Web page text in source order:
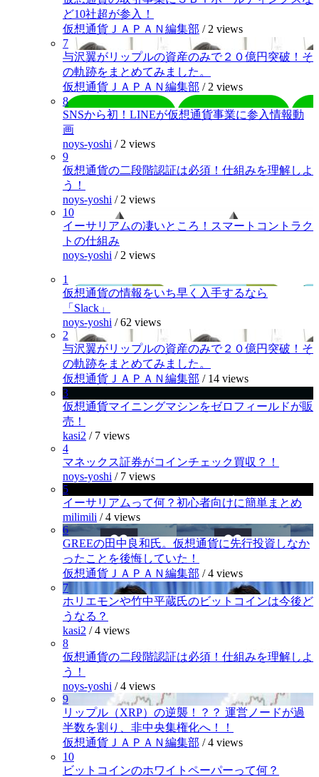
ど10社超が参入！
仮想通貨ＪＡＰＡＮ編集部 / 2 views
7
与沢翼がリップルの資産のみで２０億円突破！そ
の軌跡をまとめてみました。
仮想通貨ＪＡＰＡＮ編集部 / 2 views
8
SNSから初！LINEが仮想通貨事業に参入情報動
画
noys-yoshi / 2 views
9
仮想通貨の二段階認証は必須！仕組みを理解しよ
う！
noys-yoshi / 2 views
10
イーサリアムの凄いところ！スマートコントラク
トの仕組み
noys-yoshi / 2 views
1
仮想通貨の情報をいち早く入手するなら
「Slack」
noys-yoshi /62 views
2
与沢翼がリップルの資産のみで２０億円突破！そ
の軌跡をまとめてみました。
仮想通貨ＪＡＰＡＮ編集部 / 14 views
3
仮想通貨マイニングマシンをゼロフィールドが販
売！
kasi2 / 7 views
4
マネックス証券がコインチェック買収？！
noys-yoshi / 7 views
5
イーサリアムって何？初心者向けに簡単まとめ
milimili /4 views
6
GREEの田中良和氏。仮想通貨に先行投資しなか
ったことを後悔していた！
仮想通貨ＪＡＰＡＮ編集部 /4 views
7
ホリエモンや竹中平蔵氏のビットコインは今後ど
うなる？
kasi2 /4 views
8
仮想通貨の二段階認証は必須！仕組みを理解しよ
う！
noys-yoshi /4 views
9
リップル（XRP）の逆襲！？？ 運営ノードが過
半数を割り、非中央集権化へ！！
仮想通貨ＪＡＰＡＮ編集部 /4 views
10
ビットコインのホワイトペーパーって何？